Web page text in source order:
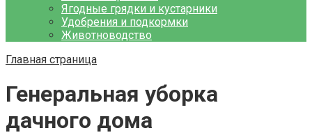
Ягодные грядки и кустарники
Удобрения и подкормки
Животноводство
Главная страница
Генеральная уборка
дачного дома